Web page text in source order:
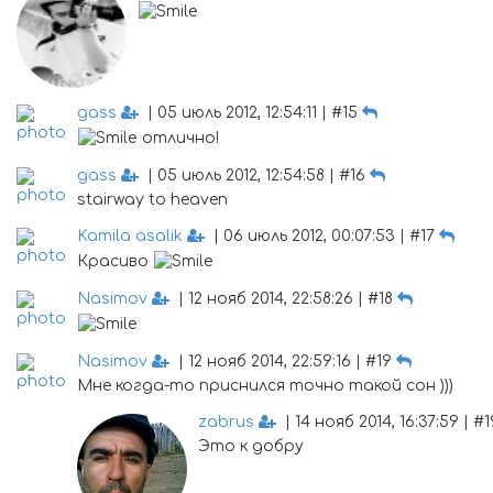
gass
| 05 июль 2012, 12:54:11 | #15
отлично!
gass
| 05 июль 2012, 12:54:58 | #16
stairway to heaven
Kamila asalik
| 06 июль 2012, 00:07:53 | #17
Красиво
Nasimov | 12 нояб 2014, 22:58:26 | #18
Nasimov
| 12 нояб 2014, 22:59:16 | #19
Мне когда-то приснился точно такой сон )))
zabrus
| 14 нояб 2014, 16:37:59 |
Это к добру